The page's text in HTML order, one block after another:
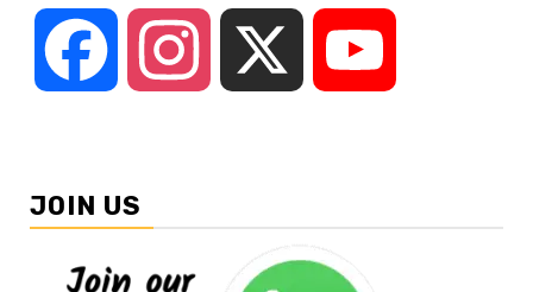
Facebook Instagram
JOIN US